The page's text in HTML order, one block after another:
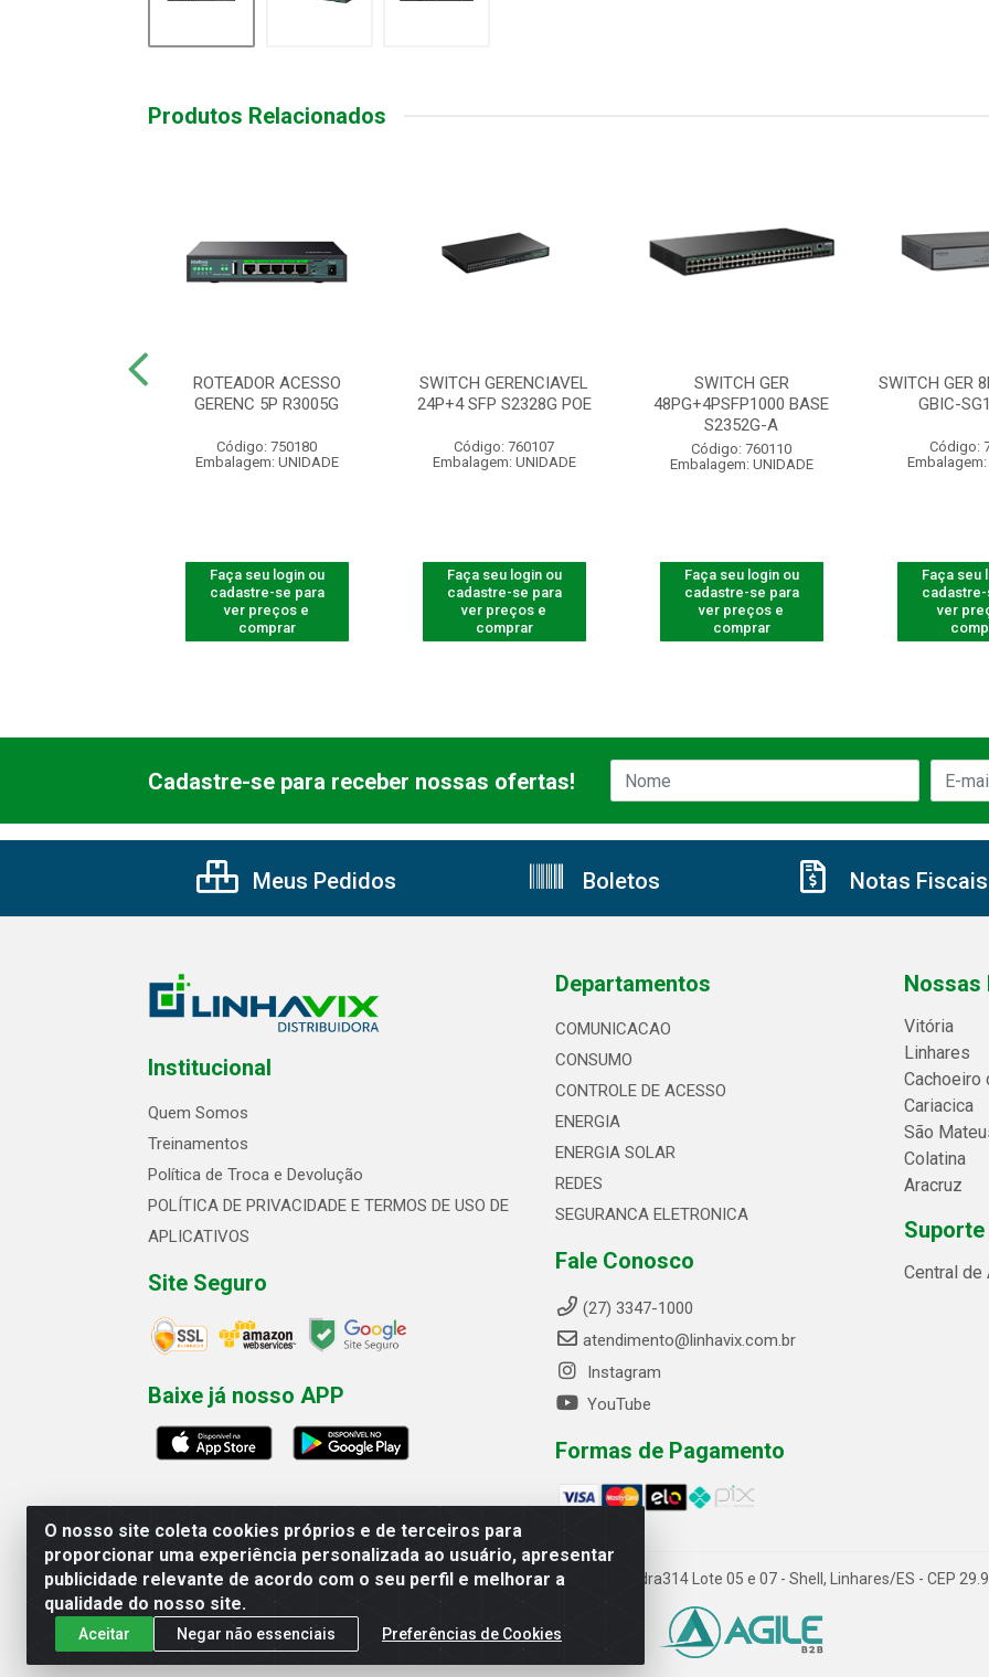
Produtos Relacionados
ROTEADOR ACESSO
GERENC 5P R3005G
Código: 750180
Embalagem: UNIDADE
Faça seu login ou
cadastre-se para
ver preços e
comprar
SWITCH GERENCIAVEL
24P+4 SFP S2328G POE
Código: 760107
Embalagem: UNIDADE
Faça seu login ou
cadastre-se para
ver preços e
comprar
SWITCH GER
48PG+4PSFP1000 BASE
S2352G-A
Código: 760110
Embalagem: UNIDADE
Faça seu login ou
cadastre-se para
ver preços e
comprar
SWITCH GER
GBIC-
Código:
Embalagem:
Faça seu
ver
O nosso site coleta cookies próprios e de terceiros para
proporcionar uma experiência personalizada ao usuário, apresentar
publicidade relevante de acordo com o seu perfil e melhorar a
qualidade do nosso site.
Aceitar Negar não essenciais Preferências de Cookies
Cadastre-se para receber nossas ofertas!
Meus Pedidos Boletos Notas Fiscais
Institucional
Quem Somos
Treinamentos
Política de Troca e Devolução
POLÍTICA DE PRIVACIDADE E TERMOS DE USO DE
APLICATIVOS
Site Seguro
Baixe já nosso APP
Departamentos
COMUNICACAO
CONSUMO
CONTROLE DE ACESSO
ENERGIA
ENERGIA SOLAR
REDES
SEGURANCA ELETRONICA
Fale Conosco
(27) 3347-1000
atendimento@linhavix.com.br
Instagram
YouTube
Formas de Pagamento
Nossas
Vitória
Linhares
Cachoeiro
Cariacica
São
Colatina
Aracruz
Central de
Linhavix Distribuidora LTDA - Avenida Alegre, 2521 - Quadra314 Lote 05 e 07 - Shell, Linhares/ES - CEP